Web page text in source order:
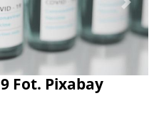
Fot. Pixabay
Dalej